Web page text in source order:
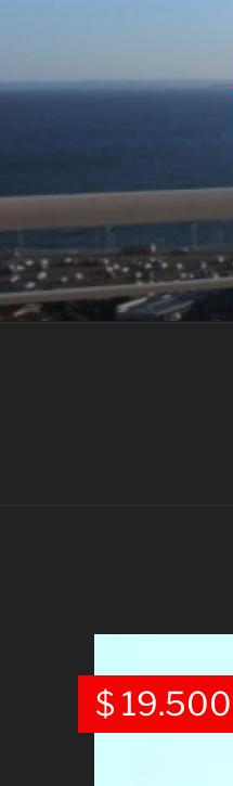
$ 19.500